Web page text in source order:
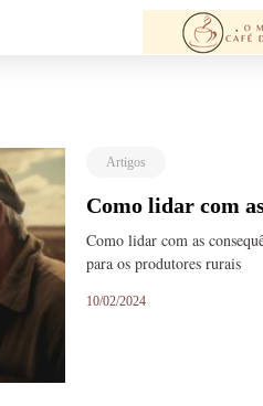
Artigos
Como lidar com
Como lidar com as
para os produtores rurais
10/02/2024